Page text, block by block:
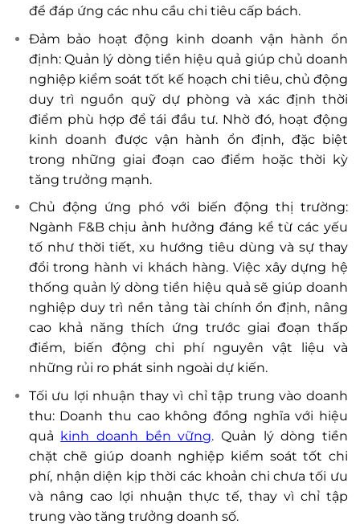
để đáp ứng các nhu cầu chi tiêu cấp bách.
Đảm bảo hoạt động kinh doanh vận hành ổn
định: Quản lý dòng tiền hiệu quả giúp chủ doanh
nghiệp kiểm soát tốt kế hoạch chi tiêu, chủ động
duy trì nguồn quỹ dự phòng và xác định thời
điểm phù hợp để tái đầu tư. Nhờ đó, hoạt động
kinh doanh được vận hành ổn định, đặc biệt
trong những giai đoạn cao điểm hoặc thời kỳ
tăng trưởng mạnh.
Chủ động ứng phó với biến động thị trường:
Ngành F&B chịu ảnh hưởng đáng kể từ các yếu
tố như thời tiết, xu hướng tiêu dùng và sự thay
đổi trong hành vi khách hàng. Việc xây dựng hệ
thống quản lý dòng tiền hiệu quả sẽ giúp doanh
nghiệp duy trì nền tảng tài chính ổn định, nâng
cao khả năng thích ứng trước giai đoạn thấp
điểm, biến động chi phí nguyên vật liệu và
những rủi ro phát sinh ngoài dự kiến.
Tối ưu lợi nhuận thay vì chỉ tập trung vào doanh
thu: Doanh thu cao không đồng nghĩa với hiệu
quả kinh doanh bền vững. Quản lý dòng tiền
chặt chẽ giúp doanh nghiệp kiểm soát tốt chi
phí, nhận diện kịp thời các khoản chi chưa tối ưu
và nâng cao lợi nhuận thực tế, thay vì chỉ tập
trung vào tăng trưởng doanh số.